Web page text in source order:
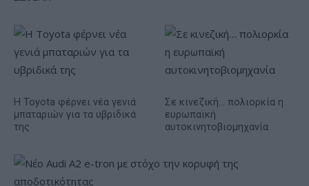
Η Toyota φέρνει νέα γενιά
μπαταριών για τα υβριδικά
της
Σε κινεζική… πολιορκία η
ευρωπαϊκή
αυτοκινητοβιομηχανία